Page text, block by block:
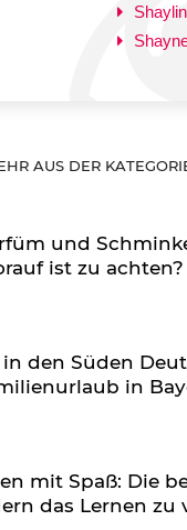
Shaylin
AUS DER
und
ist zu achten?
in den Süden
in
mit Spaß: Die
das Lernen zu